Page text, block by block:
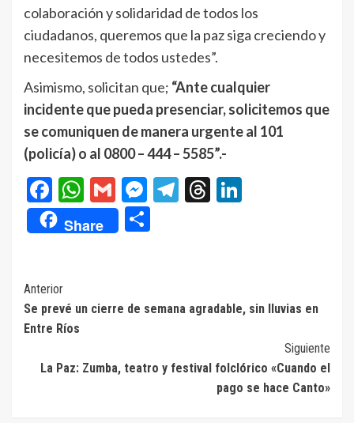
colaboración y solidaridad de todos los
ciudadanos, queremos que la paz siga creciendo y
necesitemos de todos ustedes”.
Asimismo, solicitan que; “Ante cualquier
incidente que pueda presenciar, solicitemos que
se comuniquen de manera urgente al 101
(policía) o al 0800 – 444 – 5585”.-
Facebook
WhatsApp
GmailMessenger
Telegram
Threads
Share
Navegación
de
Anterior
Se prevé un cierre de semana agradable, sin lluvias en
Entre Ríos
Siguiente
La Paz: Zumba, teatro y festival folclórico «Cuando el
pago se hace Canto»